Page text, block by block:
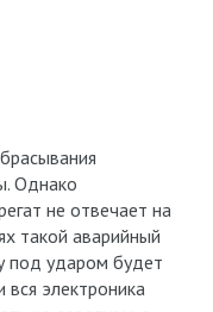
Однако
не отвечает на
такой аварийный
под ударом будет
вся электроника